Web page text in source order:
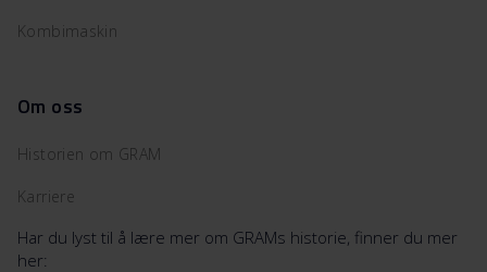
Kombimaskin
Om oss
Historien om GRAM
Karriere
Har du lyst til å lære mer om GRAMs historie, finner du mer
her: